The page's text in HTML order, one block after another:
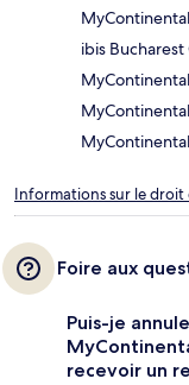
ibis
Informations sur le
Foire aux
Puis-je
recevoir un